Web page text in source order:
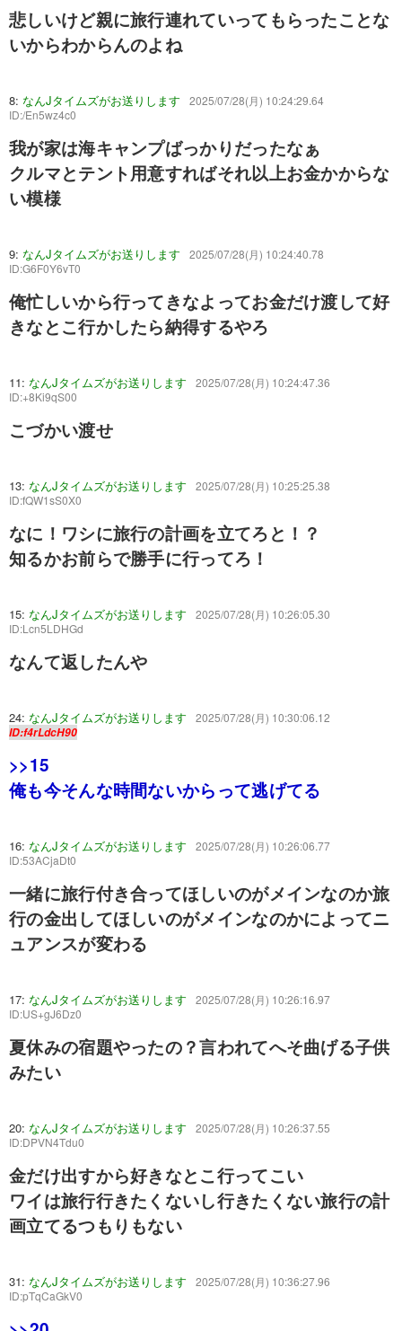
悲しいけど親に旅行連れていってもらったことな
いからわからんのよね
8: なんJタイムズがお送りします
2025/07/28(月) 10:24:29.64
ID:/En5wz4c0
我が家は海キャンプばっかりだったなぁ
クルマとテント用意すればそれ以上お金かからな
い模様
9: なんJタイムズがお送りします
2025/07/28(月) 10:24:40.78
ID:G6F0Y6vT0
俺忙しいから行ってきなよってお金だけ渡して好
きなとこ行かしたら納得するやろ
11: なんJタイムズがお送りします
2025/07/28(月) 10:24:47.36
ID:+8Ki9qS00
こづかい渡せ
13: なんJタイムズがお送りします
2025/07/28(月) 10:25:25.38
ID:fQW1sS0X0
なに！ワシに旅行の計画を立てろと！？
知るかお前らで勝手に行ってろ！
15: なんJタイムズがお送りします
2025/07/28(月) 10:26:05.30
ID:Lcn5LDHGd
なんて返したんや
24: なんJタイムズがお送りします
2025/07/28(月) 10:30:06.12
ID:f4rLdcH90
>>15
俺も今そんな時間ないからって逃げてる
16: なんJタイムズがお送りします
2025/07/28(月) 10:26:06.77
ID:53ACjaDt0
一緒に旅行付き合ってほしいのがメインなのか旅
行の金出してほしいのがメインなのかによってニ
ュアンスが変わる
17: なんJタイムズがお送りします
2025/07/28(月) 10:26:16.97
ID:US+gJ6Dz0
夏休みの宿題やったの？言われてへそ曲げる子供
みたい
20: なんJタイムズがお送りします
2025/07/28(月) 10:26:37.55
ID:DPVN4Tdu0
金だけ出すから好きなとこ行ってこい
ワイは旅行行きたくないし行きたくない旅行の計
画立てるつもりもない
31: なんJタイムズがお送りします
2025/07/28(月) 10:36:27.96
ID:pTqCaGkV0